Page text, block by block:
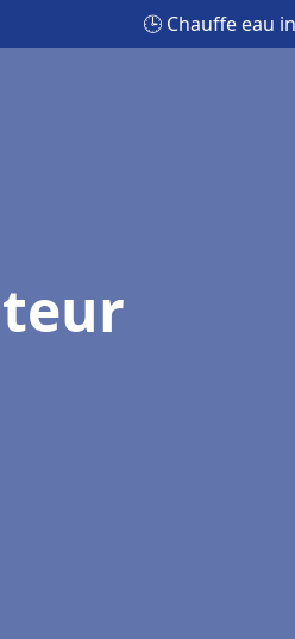
🕒 Chauffe eau